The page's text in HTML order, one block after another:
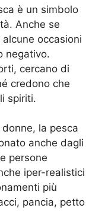
è un simbolo
Anche se
occasioni
negativo.
cercano di
credono che
spiriti.
la pesca
anche dagli
persone
iper-realistici
più
pancia, petto